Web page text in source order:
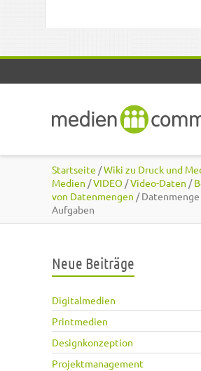
Startseite /Wiki zu Druck und
Medien /VIDEO /Video-Daten /
von Datenmengen /
Aufgaben
Neue Beiträge
Digitalmedien
Printmedien
Designkonzeption
Projektmanagement